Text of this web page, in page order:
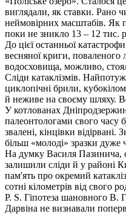
виглядали, як ставки. Рано
неймовірних масштабів. Як
поки не зникло 13 – 12 тис.
До цієї останньої
весняної криги, поваленого
водосховища, можливо,
Сліди катаклізмів.
циклопічні брили,
й неживе на своєму шляху.
У котлованах
палеонтологами свого часу
звалені, кінцівки
більш «молоді» зразки дуже
На думку Василя Пазинича,
залишили сліди й у районі
пам'ять про окремий
сотні кілометрів від свого
P. S. Гіпотеза шановного В.
Дарвіна не визнавали